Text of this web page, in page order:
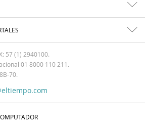
57 (1) 2940100.
01 8000 110 211.
70.